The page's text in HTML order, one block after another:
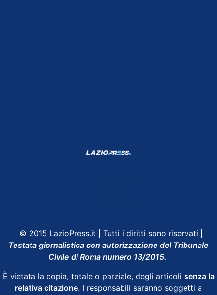
© 2015 LazioPress.it | Tutti i diritti sono riservati |
Testata giornalistica con autorizzazione del Tribunale
Civile di Roma numero 13/2015.
È vietata la copia, totale o parziale, degli articoli senza la
relativa citazione. I responsabili saranno soggetti a